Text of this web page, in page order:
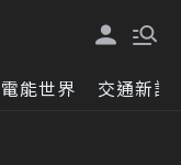
電能世界 交通新訊